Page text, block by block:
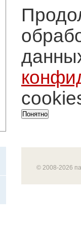
Понятно
© 2008-2026